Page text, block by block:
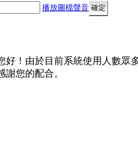
播放圖檔聲音
好！由於目前系統使用人數眾
謝您的配合。